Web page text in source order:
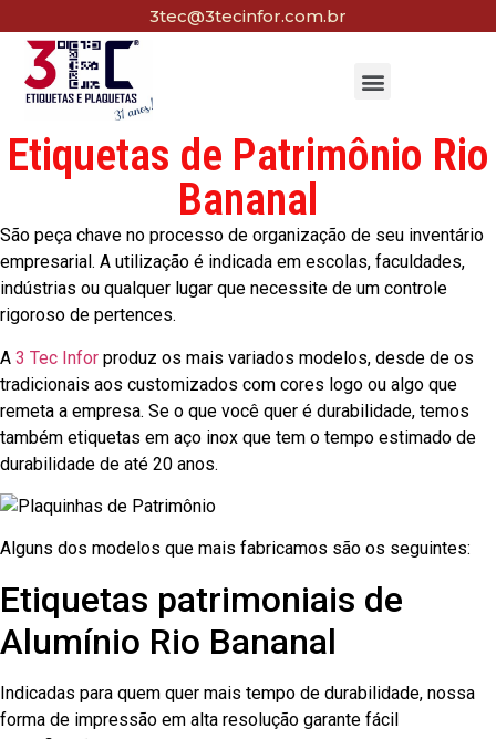
3tec@3tecinfor.com.br
Etiquetas de Patrimônio Rio
Bananal
São peça chave no processo de organização de seu inventário
empresarial. A utilização é indicada em escolas, faculdades,
indústrias ou qualquer lugar que necessite de um controle
rigoroso de pertences.
A 3 Tec Infor produz os mais variados modelos, desde de os
tradicionais aos customizados com cores logo ou algo que
remeta a empresa. Se o que você quer é durabilidade, temos
também etiquetas em aço inox que tem o tempo estimado de
durabilidade de até 20 anos.
Alguns dos modelos que mais fabricamos são os seguintes:
Etiquetas patrimoniais de
Alumínio Rio Bananal
Indicadas para quem quer mais tempo de durabilidade, nossa
forma de impressão em alta resolução garante fácil